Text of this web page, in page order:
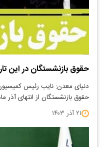
حقوق بازنشستگان در این
حقوق بازنشستگان از انتهای آذر
۲۱ آذر ۱۴۰۳